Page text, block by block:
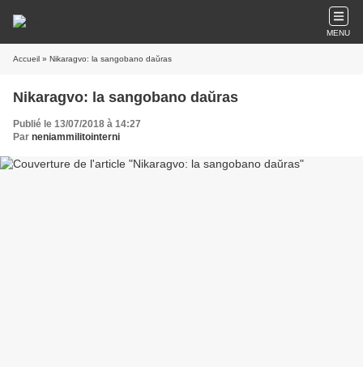
MENU
Accueil » Nikaragvo: la sangobano daŭras
Nikaragvo: la sangobano daŭras
Publié le 13/07/2018 à 14:27
Par neniammilitointerni